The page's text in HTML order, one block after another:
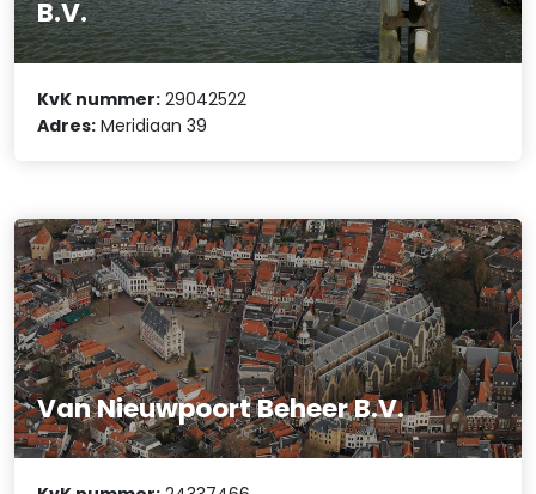
B.V.
KvK nummer: 29042522
Adres: Meridiaan 39
Van Nieuwpoort Beheer B.V.